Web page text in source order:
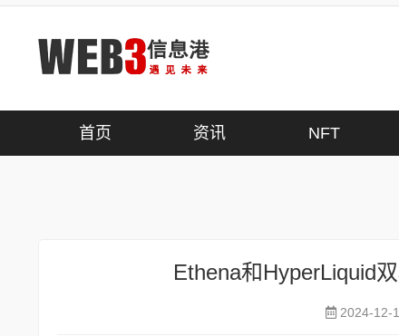
首页 资讯 NFT
Ethena和HyperLiquid
2024-12-